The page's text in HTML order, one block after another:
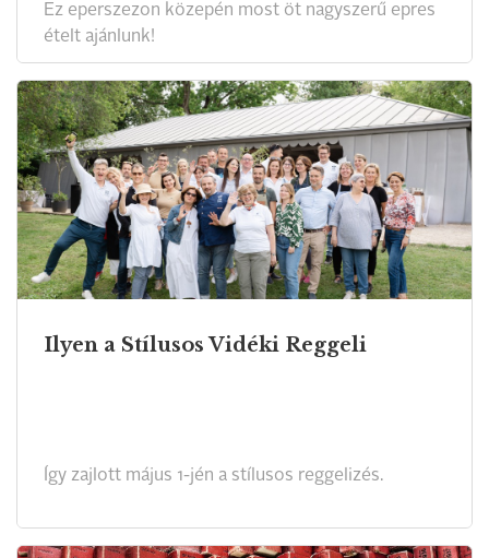
Ez eperszezon közepén most öt nagyszerű epres
ételt ajánlunk!
Ilyen a Stílusos Vidéki Reggeli
Így zajlott május 1-jén a stílusos reggelizés.